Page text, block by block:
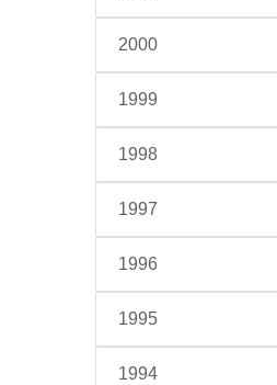
2000
1999
1998
1997
1996
1995
1994